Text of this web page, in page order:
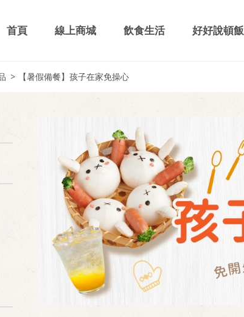
首頁 線上商城 飲食生活 好好說頓飯
【暑假備餐】孩子在家免操心